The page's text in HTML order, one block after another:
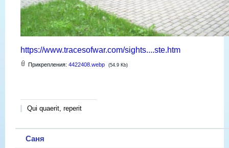
https://www.tracesofwar.com/sights....ste.htm
Прикрепления: 4422408.webp (54.9 Kb)
Qui quaerit, reperit
Саня